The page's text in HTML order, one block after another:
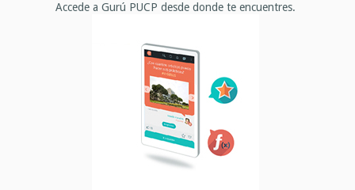
Accede a Gurú PUCP desde donde te encuentres.